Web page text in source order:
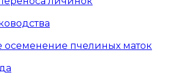
осеменение пчелиных маток